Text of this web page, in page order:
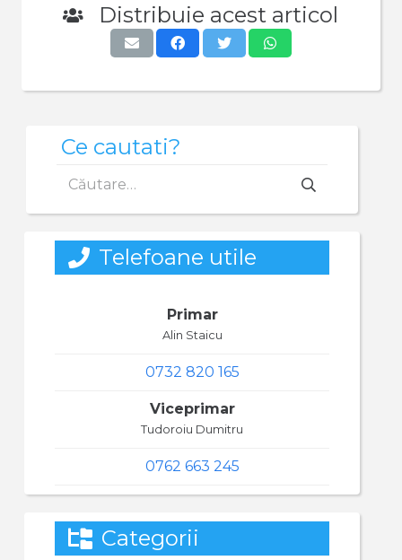
Distribuie acest articol
Ce cautati?
după:
Telefoane utile
Primar
Alin Staicu
0732 820 165
Viceprimar
Tudoroiu Dumitru
0762 663 245
Categorii